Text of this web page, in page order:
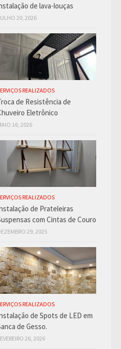
de lava-louças
20, 2026
REALIZADOS
de Resistência de
Eletrônico
16, 2026
REALIZADOS
de Prateleiras
com Cintas de Couro
29, 2025
REALIZADOS
de Spots de LED em
de Gesso.
26, 2026